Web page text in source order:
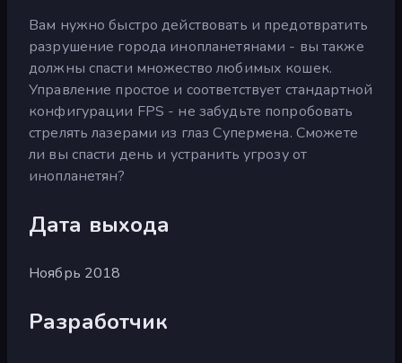
Вам нужно быстро действовать и предотвратить
разрушение города инопланетянами - вы также
должны спасти множество любимых кошек.
Управление простое и соответствует стандартной
конфигурации FPS - не забудьте попробовать
стрелять лазерами из глаз Супермена. Сможете
ли вы спасти день и устранить угрозу от
инопланетян?
Дата выхода
Ноябрь 2018
Разработчик